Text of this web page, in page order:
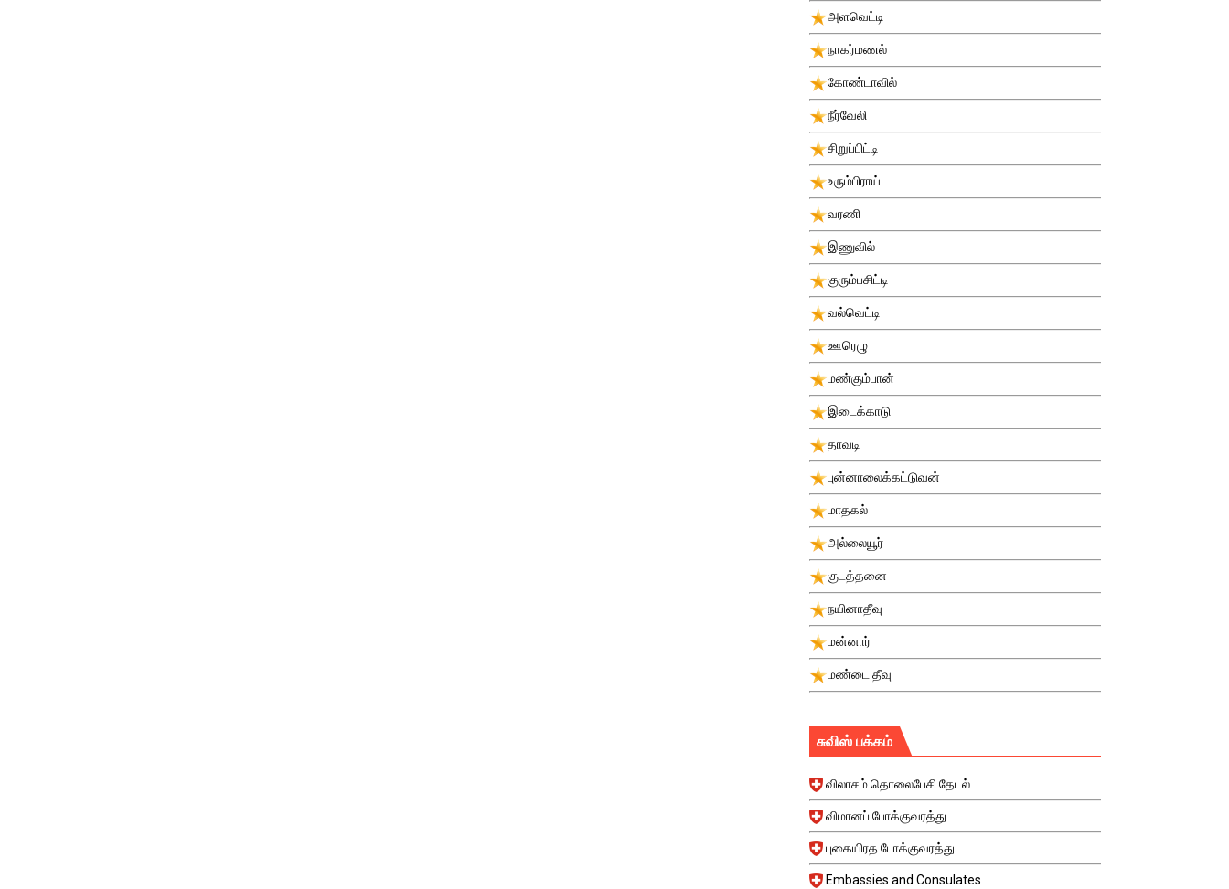
அளவெட்டி
நாகர்மணல்
கோண்டாவில்
நீர்வேலி
சிறுப்பிட்டி
உரும்பிராய்
வரணி
இணுவில்
குரும்பசிட்டி
வல்வெட்டி
ஊரெழு
மண்கும்பான்
இடைக்காடு
தாவடி
புன்னாலைக்கட்டுவன்
மாதகல்
அல்லையூர்
குடத்தனை
நயினாதீவு
மன்னார்
மண்டை தீவு
சுவிஸ் பக்கம்
விலாசம் தொலைபேசி தேடல்
விமானப் போக்குவரத்து
புகையிரத போக்குவரத்து
Embassies and Consulates